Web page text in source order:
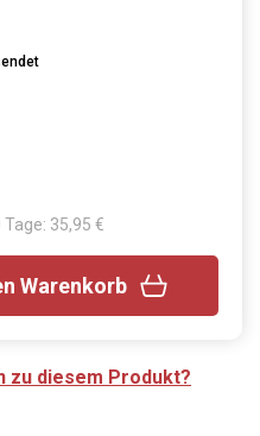
35,95 €
Warenkorb
zu diesem Produkt?